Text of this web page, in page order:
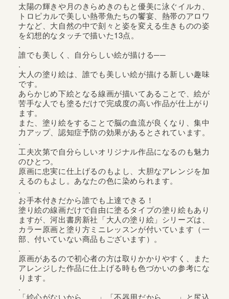
太陽の輝きや月のきらめきのもと優美に泳ぐイルカ、
トロピカルで美しい熱帯魚たちの饗宴、熱帯のアロワ
ナなど、大自然の中で刻々と姿を変える生きものの姿
を幻想的なタッチで描いた13点。
.
誰でも美しく、自分らしい絵が描ける──
.
大人の塗り絵は、誰でも美しい絵が描ける新しい趣味
です。
あらかじめ下絵となる線画が描いてあることで、絵が
苦手な人でも塗るだけで完成度の高い作品が仕上がり
ます。
また、塗り絵をすることで脳の血流が良くなり、集中
力アップ、認知症予防の効果があるとされています。
.
工夫次第で自分らしいオリジナル作品になるのも魅力
のひとつ。
原画に忠実に仕上げるのもよし、大胆なアレンジを加
えるのもよし。あなたの色に染められます。
.
お手本付きだから誰でも上達できる！
塗り絵の線画だけで自由に塗るタイプの塗り絵もあり
ますが、河出書房新社「大人の塗り絵」シリーズは、
カラー原画と塗り方ミニレッスンが付いています（一
部、付いていない商品もございます）。
.
原画があるので初心者の方は取りかかりやすく、また
アレンジした作品に仕上げる時も色づかいの参考にな
ります。
.
「絵心がないから……」「不器用だから……」と尻込